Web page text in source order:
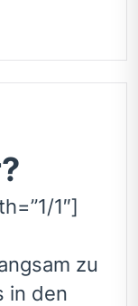
1″]
zu
in den